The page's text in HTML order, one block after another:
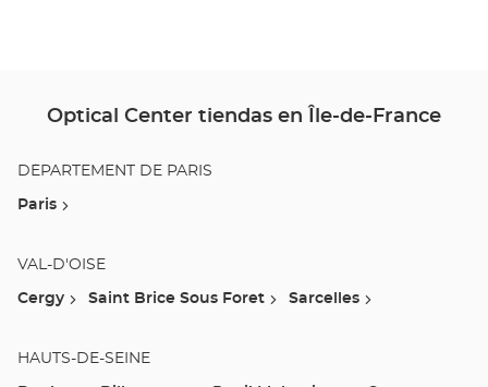
Optical Center tiendas en Île-de-France
DÉPARTEMENT DE PARIS
Paris
VAL-D'OISE
Cergy Saint Brice Sous Foret Sarcelles
HAUTS-DE-SEINE